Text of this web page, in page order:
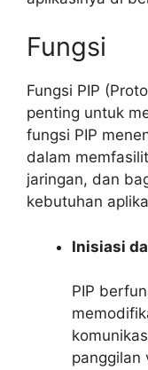
Fungsi
Fungsi PIP
penting untuk
fungsi PIP
dalam
jaringan, dan
kebutuhan
Inisiasi
PIP
panggilan